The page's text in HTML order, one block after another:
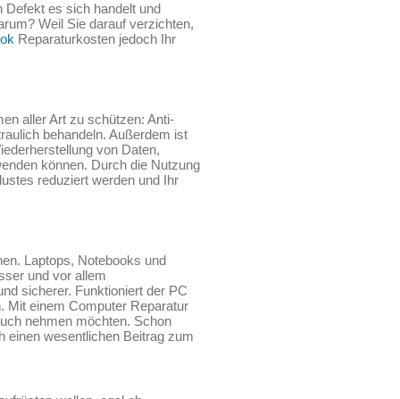
es sich handelt und
Weil Sie darauf verzichten,
Reparaturkosten jedoch Ihr
aller Art zu schützen: Anti-
behandeln. Außerdem ist
von Daten,
können. Durch die Nutzung
reduziert werden und Ihr
Laptops, Notebooks und
und vor allem
sicherer. Funktioniert der PC
Mit einem Computer Reparatur
nehmen möchten. Schon
einen wesentlichen Beitrag zum